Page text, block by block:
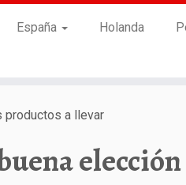
España Holanda
productos a llevar